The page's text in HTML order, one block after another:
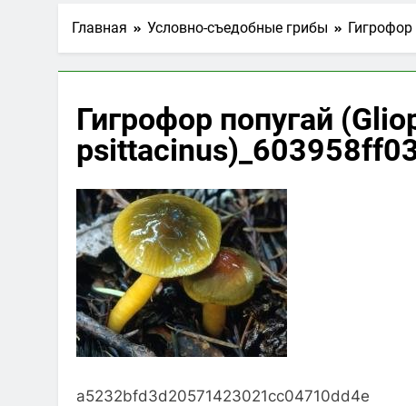
Главная Условно-съедобные грибы
Гигрофор попугай
a5232bfd3d20571423021cc04710dd4e